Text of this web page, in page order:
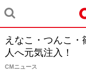
えなこ・つんこ
人へ元気注入！
CMニュース